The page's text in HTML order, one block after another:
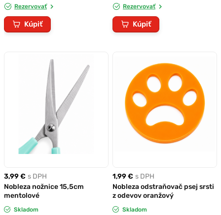
Rezervovať
Kúpiť
Rezervovať
Kúpiť
3,99 € s DPH
Nobleza nožnice 15,5cm
mentolové
Skladom
1,99 € s DPH
Nobleza odstraňovač psej srsti
z odevov oranžový
Skladom